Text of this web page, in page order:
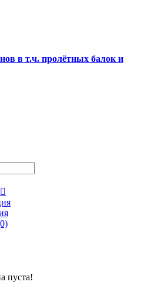
в т.ч. пролётных балок и
пуста!